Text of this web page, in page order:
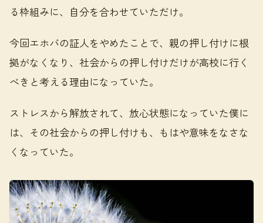
る枠組みに、自分を合わせていただけ。
今回エホバの証人をやめたことで、親の押し付けに根
拠がなくなり、社会からの押し付けだけが高校に行く
べきと考える理由になっていた。
ストレスから解放されて、放心状態になっていた僕に
は、その社会からの押し付けも、もはや意味をなさな
くなっていた。